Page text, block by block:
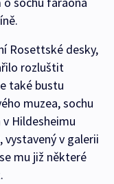
Rosettské desky,
rozluštit
také bustu
muzea, sochu
Hildesheimu
vystavený v galerii
mu již některé